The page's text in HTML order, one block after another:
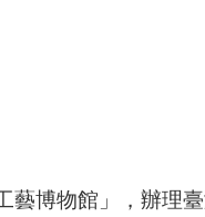
藝博物館」，辦理